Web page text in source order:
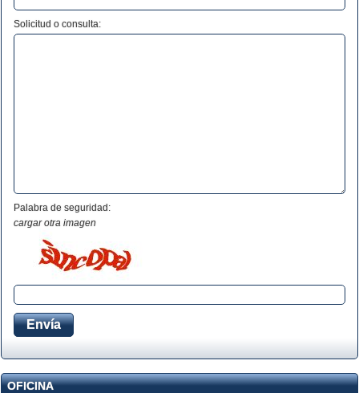
Solicitud o consulta:
Palabra de seguridad:
cargar otra imagen
OFICINA